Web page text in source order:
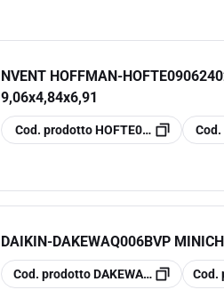
NVENT HOFFMAN-
9,06x4,84x6,91
copiaCod. prodotto HOFTE090624020copia
DAIKIN-DAKEWAQ006BVP
copia
Cod. prodottoDAKEWAQ006BVPcopia
Cod.